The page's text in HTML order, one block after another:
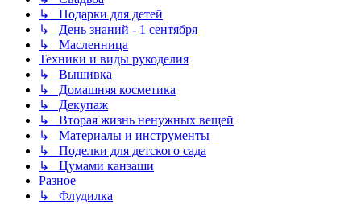
↳ Подарки для детей
↳ День знаний - 1 сентября
↳ Масленница
Техники и виды рукоделия
↳ Вышивка
↳ Домашняя косметика
↳ Декупаж
↳ Вторая жизнь ненужных вещей
↳ Материалы и инструменты
↳ Поделки для детского сада
↳ Цумами канзаши
Разное
↳ Флудилка